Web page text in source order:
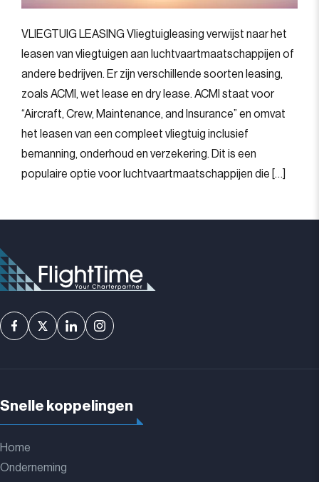
VLIEGTUIG LEASING Vliegtuigleasing verwijst naar het
leasen van vliegtuigen aan luchtvaartmaatschappijen of
andere bedrijven. Er zijn verschillende soorten leasing,
zoals ACMI, wet lease en dry lease. ACMI staat voor
“Aircraft, Crew, Maintenance, and Insurance” en omvat
het leasen van een compleet vliegtuig inclusief
bemanning, onderhoud en verzekering. Dit is een
populaire optie voor luchtvaartmaatschappijen die […]
Snelle koppelingen
Home
Onderneming